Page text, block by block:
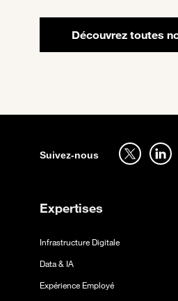
Découvrez toutes
Suivez-nous
Suivez-nous sur
Expertises
Infrastructure Digitale
Data & IA
Expérience Employé